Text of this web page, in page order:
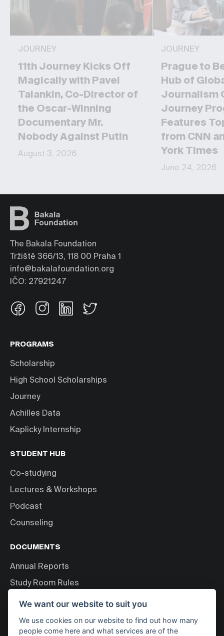
JOURNEY
11th Journey Kicks Off
Magically with Pavel
Talankin, Co-Director of
the Oscar-Winning
Documentary Mr.
Nobody Against Putin
August 3, 2026
JOURNEY
Prague to
Hub of
Journalism
Journey
Features
from CNN
York Times
June 24, 2026
The Bakala Foundation
Tržiště 366/13, 118 00 Praha 1
info@bakalafoundation.org
IČO: 27921247
PROGRAMS
Scholarship
High School Scholarships
Journey
Achilles Data
Kaplicky Internship
STUDENT HUB
Co-studying
Lectures & Workshops
Podcast
Counseling
DOCUMENTS
Annual Reports
Study Room Rules
Personal Data Processing
ABOUT US
We want our website to suit you
We use cookies on our website to find out how many
people come here and what services are of the